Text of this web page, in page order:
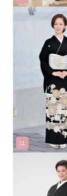
LL